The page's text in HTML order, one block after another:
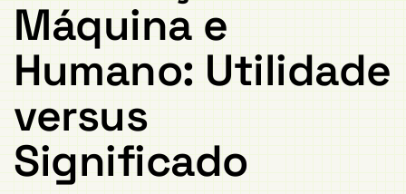
Máquina e
Humano: Utilidade
versus
Significado